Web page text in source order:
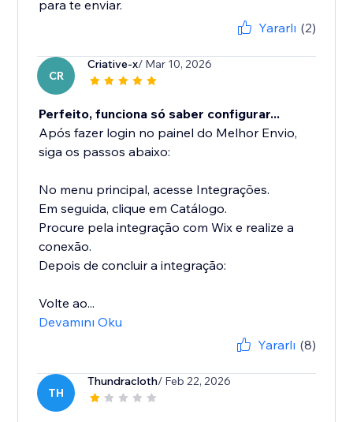
para te enviar.
Yararlı (2)
CR
Criative-x/ Mar 10, 2026
Perfeito, funciona só saber configurar...
Após fazer login no painel do Melhor Envio,
siga os passos abaixo:
No menu principal, acesse Integrações.
Em seguida, clique em Catálogo.
Procure pela integração com Wix e realize a
conexão.
Depois de concluir a integração:
Volte ao...
Devamını Oku
Yararlı (8)
TH
Thundracloth/ Feb 22, 2026